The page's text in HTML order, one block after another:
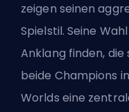
zeigen seinen
Spielstil. Seine
Anklang finden, die
beide Champions
Worlds eine